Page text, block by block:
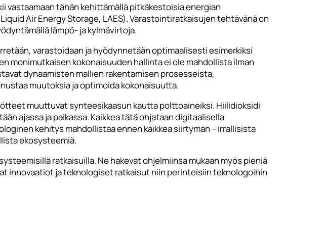
vastaamaan tähän kehittämällä pitkäkestoisia energian
Air Energy Storage, LAES). Varastointiratkaisujen tehtävänä on
lämpö- ja kylmävirtoja.
varastoidaan ja hyödynnetään optimaalisesti esimerkiksi
monimutkaisen kokonaisuuden hallinta ei ole mahdollista ilman
dynaamisten mallien rakentamisen prosesseista,
muutoksia ja optimoida kokonaisuutta.
muuttuvat synteesikaasun kautta polttoaineiksi. Hiilidioksidi
ajassa ja paikassa. Kaikkea tätä ohjataan digitaalisella
kehitys mahdollistaa ennen kaikkea siirtymän – irrallisista
ekosysteemiä.
ratkaisuilla. Ne hakevat ohjelmiinsa mukaan myös pieniä
innovaatiot ja teknologiset ratkaisut niin perinteisiin teknologoihin